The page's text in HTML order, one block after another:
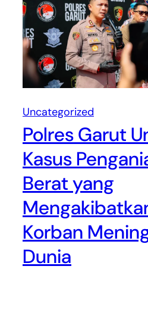
Uncategorized
Polres Garut
Kasus
Berat yang
Korban
Dunia